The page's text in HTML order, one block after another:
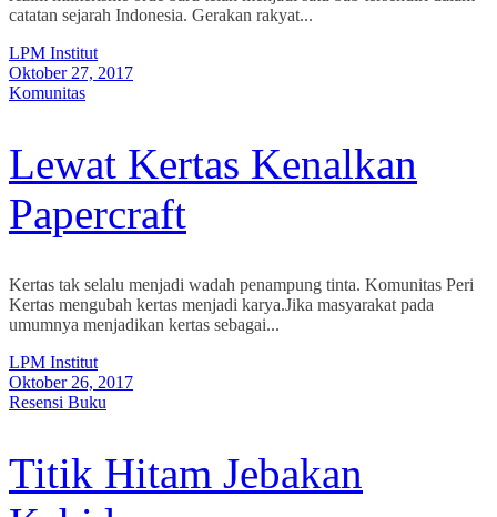
catatan sejarah Indonesia. Gerakan rakyat...
LPM Institut
Oktober 27, 2017
Komunitas
Lewat Kertas Kenalkan
Papercraft
Kertas tak selalu menjadi wadah penampung tinta. Komunitas Peri
Kertas mengubah kertas menjadi karya.Jika masyarakat pada
umumnya menjadikan kertas sebagai...
LPM Institut
Oktober 26, 2017
Resensi Buku
Titik Hitam Jebakan